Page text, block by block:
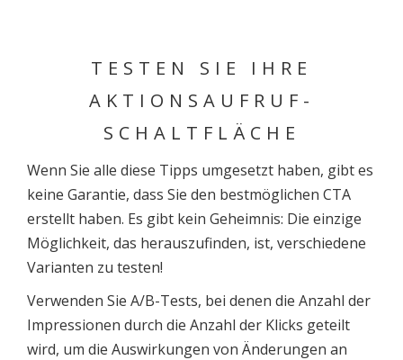
TESTEN SIE IHRE
AKTIONSAUFRUF-
SCHALTFLÄCHE
Wenn Sie alle diese Tipps umgesetzt haben, gibt es
keine Garantie, dass Sie den bestmöglichen CTA
erstellt haben. Es gibt kein Geheimnis: Die einzige
Möglichkeit, das herauszufinden, ist, verschiedene
Varianten zu testen!
Verwenden Sie A/B-Tests, bei denen die Anzahl der
Impressionen durch die Anzahl der Klicks geteilt
wird, um die Auswirkungen von Änderungen an